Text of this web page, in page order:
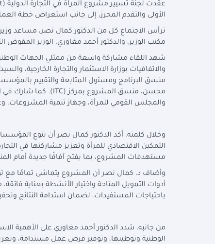
عقدت لجنة تسيير مشروع المرأة في التجارة الدولية (
الأولى والتقدم المحرز، إلى جانب استعراض خطة العمل
ترأس الاجتماع كل من الدكتور كمال نصر، مساعد
مكتب الوزير، والدكتور أحمد مغاوري، الوزير المفوض
شهد اللقاء مشاركة واسعة من ممثلي الجهات
والاتفاقيات بوزارة الاستثمار والتجارة الخارجية،
منسق البرنامج ومسئول المتابعة والتقييم بالمؤسسة
محسن، منسق المشروع بمركز (ITC). كما شارك في
والمجلس القومي للمرأة، وجهاز تنمية المشروعات،
وخلال كلمته، أكد الدكتور كمال نصر أن تنوع
التمكين الاقتصادي للمرأة وتعزيز مشاركتها في
مستهدفات المشروع، بما يفتح آفاقًا جديدة أمام
أدوات التمويل المتاحة واختيار الأنشطة بعناية
باحتياجات المستفيدات، لضمان استدامة النتائج
من جانبه، شدد الدكتور أحمد مغاوري على الأهمية
الوطنية وتوطينها، وتوفير فرص عمل مستدامة،